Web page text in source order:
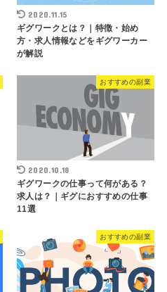
2020.11.15
ギグワークとは？｜特徴・始め
方・求人情報などをギグワーカー
が解説
おすすめの副業
2020.10.18
ギグワークの仕事って何がある？
求人は？｜ギグにおすすめの仕事
11選
おすすめの副業